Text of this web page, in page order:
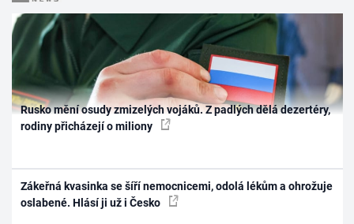
Rusko mění osudy zmizelých vojáků. Z padlých dělá dezertéry,
rodiny přicházejí o miliony
Zákeřná kvasinka se šíří nemocnicemi, odolá lékům a ohrožuje
oslabené. Hlásí ji už i Česko